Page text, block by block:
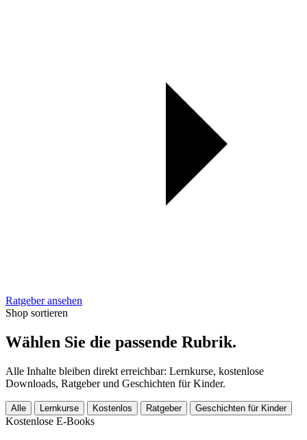
Ratgeber ansehen
Shop sortieren
Wählen Sie die passende Rubrik.
Alle Inhalte bleiben direkt erreichbar: Lernkurse, kostenlose
Downloads, Ratgeber und Geschichten für Kinder.
Alle Lernkurse Kostenlos Ratgeber Geschichten für Kinder
Kostenlose E-Books